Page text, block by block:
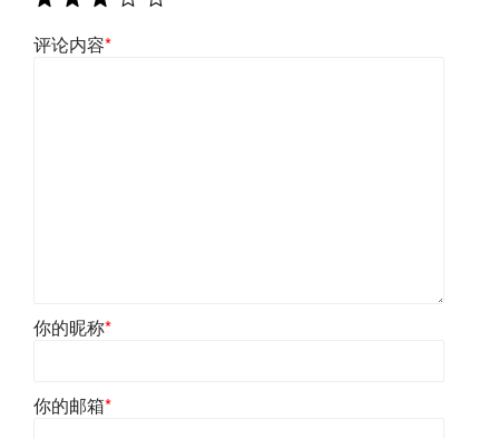
评论内容*
你的昵称*
你的邮箱*